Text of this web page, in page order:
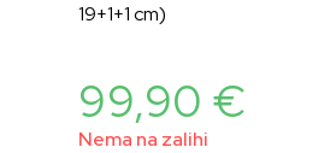
19+1+1 cm)
99,90 €
Nema na zalihi